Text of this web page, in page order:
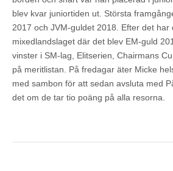
blev kvar juniortiden ut. Största
2017 och JVM-guldet 2018. Efter det har
mixedlandslaget där det blev EM-guld
vinster i SM-lag, Elitserien, Chairmans
på meritlistan. På fredagar äter Micke
med sambon för att sedan avsluta med
det om de tar tio poäng på alla resorna.